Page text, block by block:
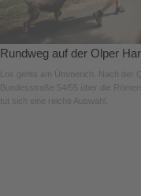
Rundweg auf der Olper
Los gehts am Ümmerich. Nach der
Bundesstraße 54/55 über die
tut sich eine reiche Auswahl.